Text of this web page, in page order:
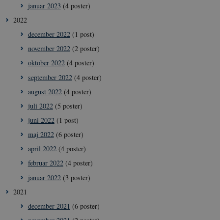
januar 2023 (4 poster)
2022
december 2022(1 post)
november 2022(2 poster)
oktober 2022(4 poster)
september 2022(4 poster)
august 2022(4 poster)
juli 2022(5 poster)
juni 2022(1 post)
maj 2022(6 poster)
april 2022(4 poster)
februar 2022(4 poster)
januar 2022(3 poster)
2021
december 2021 (6 poster)
grundlæggende funktioner som navigation mm.
Hjemmesiden kan ikke fungerer uden disse cookies.